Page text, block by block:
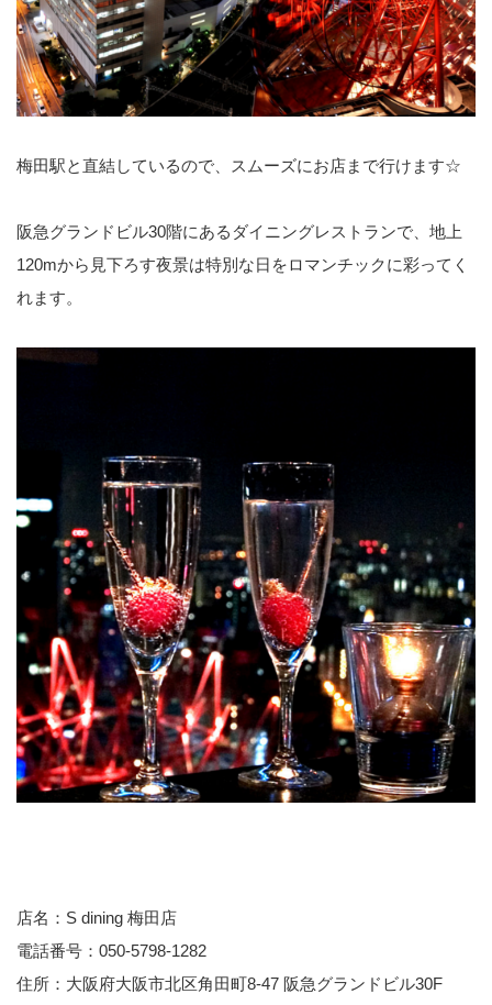
梅田駅と直結しているので、スムーズにお店まで行けます☆
阪急グランドビル30階にあるダイニングレストランで、地上
120mから見下ろす夜景は特別な日をロマンチックに彩ってく
れます。
店名：S dining 梅田店
電話番号：050-5798-1282
住所：大阪府大阪市北区角田町8-47 阪急グランドビル30F